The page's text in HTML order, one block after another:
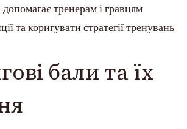
тренерам і гравцям
та коригувати стратегії тренувань
бали та їх